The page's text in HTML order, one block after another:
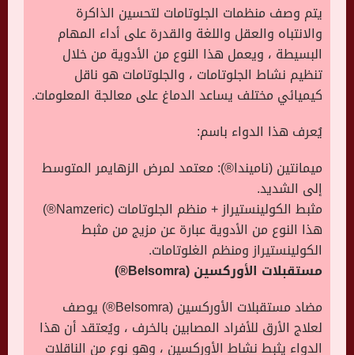
يتم وصف منظمات الجلوتامات لتحسين الذاكرة
والانتباه والعقل واللغة والقدرة على أداء المهام
البسيطة ، ويعمل هذا النوع من الأدوية من خلال
تنظيم نشاط الجلوتامات ، والجلوتامات هو ناقل
كيميائي مختلف يساعد الدماغ على معالجة المعلومات.
يُعرف هذا الدواء باسم:
ميمانتين (ناميندا®): معتمد لمرض الزهايمر المتوسط
إلى الشديد.
مثبط الكولينستيراز + منظم الجلوتامات (Namzeric®)
هذا النوع من الأدوية عبارة عن مزيج من مثبط
الكولينستيراز ومنظم الغلوتامات.
مستقبلات الأوركسين (Belsomra®)
مضاد مستقبلات الأوركسين (Belsomra®) يوصف
لعلاج الأرق للأفراد المصابين بالخرف ، ويُعتقد أن هذا
الدواء يثبط نشاط الأوركسين ، وهو نوع من الناقلات